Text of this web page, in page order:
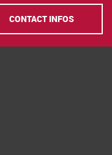
CONTACT INFOS